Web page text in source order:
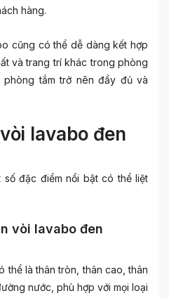
hàng.
cũng có thể dễ dàng kết hợp
và trang trí khác trong phòng
tắm trở nên đầy đủ và
lavabo đen
số đặc điểm nổi bật có thể liệt
vòi lavabo đen
thể là thân tròn, thân cao, thân
nước, phù hợp với mọi loại